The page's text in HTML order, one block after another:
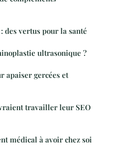
des vertus pour la santé
ultrasonique ?
apaiser gercées et
travailler leur SEO
médical à avoir chez soi